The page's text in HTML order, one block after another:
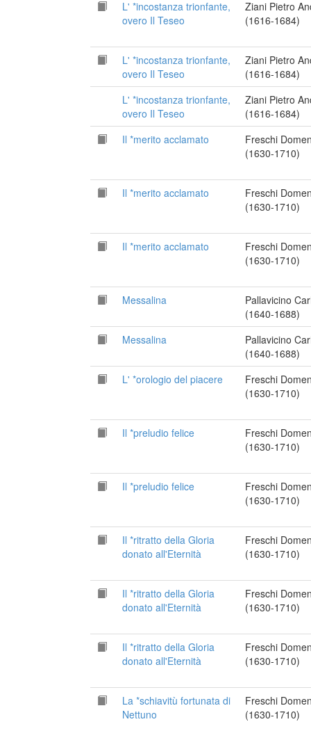
L' *incostanza trionfante,
overo Il Teseo
Ziani Pietro
(1616-1684)
L' *incostanza trionfante,
overo Il Teseo
Ziani Pietro
(1616-1684)
L' *incostanza trionfante,
overo Il Teseo
Ziani Pietro
(1616-1684)
Il *merito acclamato
Freschi
(1630-1710)
Il *merito acclamato
Freschi
(1630-1710)
Il *merito acclamato
Freschi
(1630-1710)
Messalina
Pallavicino
(1640-1688)
Messalina
Pallavicino
(1640-1688)
L' *orologio del piacere
Freschi
(1630-1710)
Il *preludio felice
Freschi
(1630-1710)
Il *preludio felice
Freschi
(1630-1710)
Il *ritratto della Gloria
donato all'Eternità
Freschi
(1630-1710)
Il *ritratto della Gloria
donato all'Eternità
Freschi
(1630-1710)
Il *ritratto della Gloria
donato all'Eternità
Freschi
(1630-1710)
La *schiavitù fortunata di
Nettuno
Freschi
(1630-1710)